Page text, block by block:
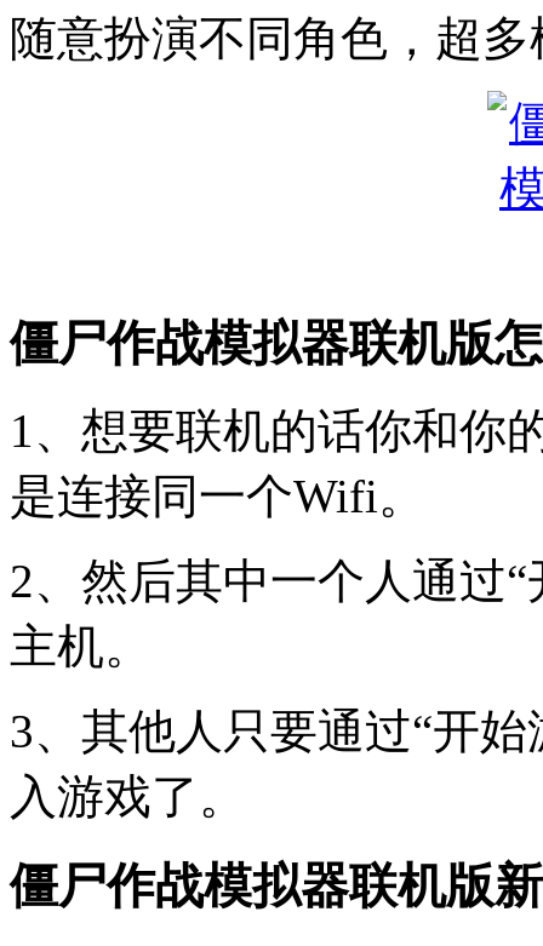
随意扮演不同角色，超
僵尸作战模拟器联机版
1、想要联机的话你和你
是连接同一个Wifi。
2、然后其中一个人通过
主机。
3、其他人只要通过“开
入游戏了。
僵尸作战模拟器联机版